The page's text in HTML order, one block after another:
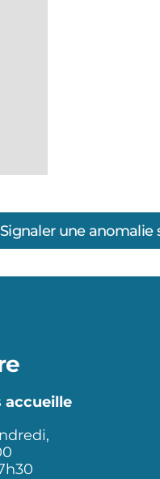
Signaler une anomalie
accueille